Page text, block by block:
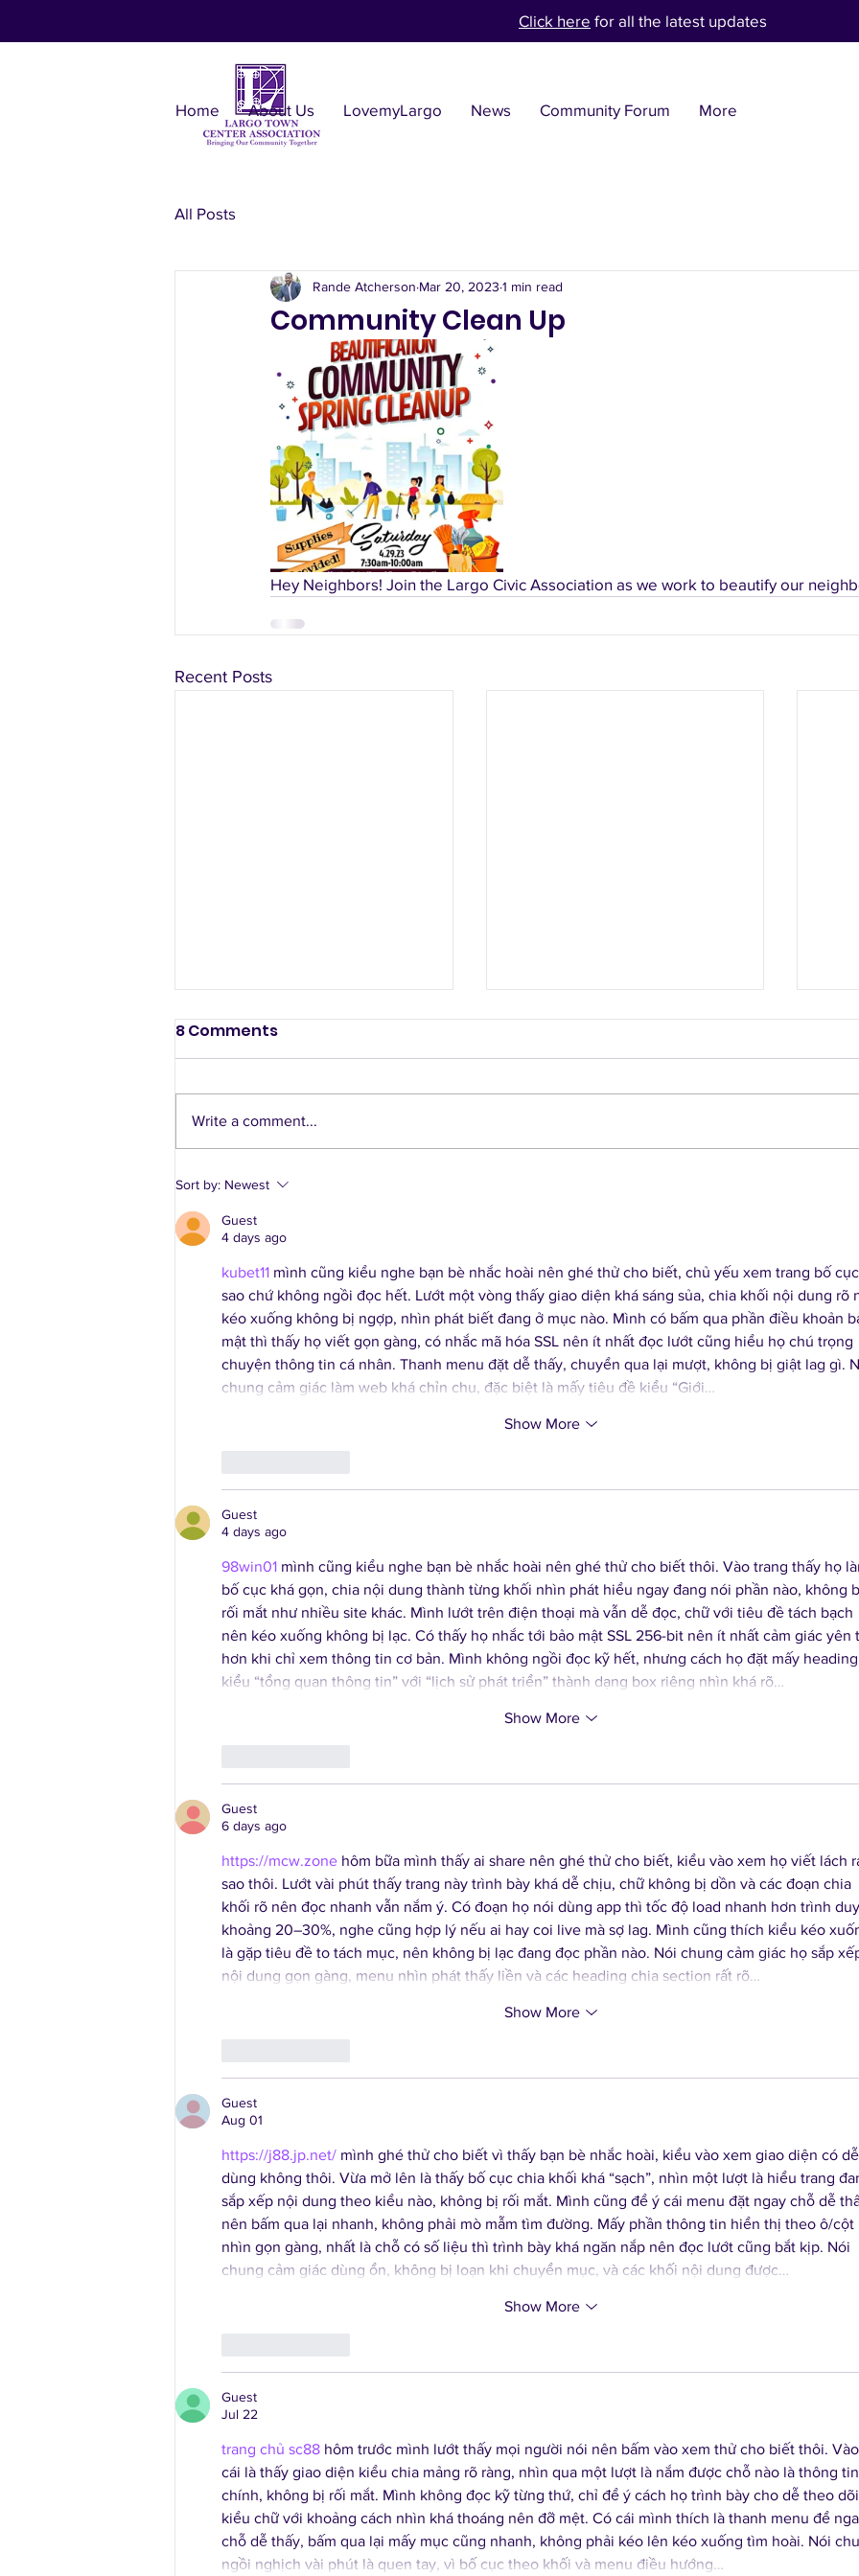
Click here for all the latest updates
Home About Us LovemyLargo News Community Forum More
All Posts
Community Clean Up
Rande Atcherson Mar 20, 2023 1 min read
Hey Neighbors! Join the Largo Civic Association as we work to beautify our
Recent Posts
Largo Civic Association
Clean & Green at Largo
Town Center Park
8 Comments
Write a comment...
Sort by: Newest
Guest
4 days ago
kubet11 mình cũng kiểu nghe bạn bè nhắc hoài nên ghé thử cho biết, chủ yếu xem trang bố
sao chứ không ngồi đọc hết. Lướt một vòng thấy giao diện khá sáng sủa, chia khối nội dung rõ
kéo xuống không bị ngợp, nhìn phát biết đang ở mục nào. Mình có bấm qua phần điều khoản
mật thì thấy họ viết gọn gàng, có nhắc mã hóa SSL nên ít nhất đọc lướt cũng hiểu họ chú trọng
chuyện thông tin cá nhân. Thanh menu đặt dễ thấy, chuyển qua lại mượt, không bị giật lag gì.
chung cảm giác làm web khá chỉn chu, đặc biệt là mấy tiêu đề kiểu “Giới…
Show More
Guest
4 days ago
98win01 mình cũng kiểu nghe bạn bè nhắc hoài nên ghé thử cho biết thôi. Vào trang thấy họ
bố cục khá gọn, chia nội dung thành từng khối nhìn phát hiểu ngay đang nói phần nào, không
rối mắt như nhiều site khác. Mình lướt trên điện thoại mà vẫn dễ đọc, chữ với tiêu đề tách bạch
nên kéo xuống không bị lạc. Có thấy họ nhắc tới bảo mật SSL 256-bit nên ít nhất cảm giác yên
hơn khi chỉ xem thông tin cơ bản. Mình không ngồi đọc kỹ hết, nhưng cách họ đặt mấy heading
kiểu “tổng quan thông tin” với “lịch sử phát triển” thành dạng box riêng nhìn khá rõ…
Show More
Guest
6 days ago
https://mcw.zone hôm bữa mình thấy ai share nên ghé thử cho biết, kiểu vào xem họ viết lách
sao thôi. Lướt vài phút thấy trang này trình bày khá dễ chịu, chữ không bị dồn và các đoạn chia
khối rõ nên đọc nhanh vẫn nắm ý. Có đoạn họ nói dùng app thì tốc độ load nhanh hơn trình
khoảng 20–30%, nghe cũng hợp lý nếu ai hay coi live mà sợ lag. Mình cũng thích kiểu kéo
là gặp tiêu đề to tách mục, nên không bị lạc đang đọc phần nào. Nói chung cảm giác họ sắp
nội dung gọn gàng, menu nhìn phát thấy liền và các heading chia section rất rõ…
Show More
Guest
Aug 01
https://j88.jp.net/ mình ghé thử cho biết vì thấy bạn bè nhắc hoài, kiểu vào xem giao diện có dễ
dùng không thôi. Vừa mở lên là thấy bố cục chia khối khá “sạch”, nhìn một lượt là hiểu trang
sắp xếp nội dung theo kiểu nào, không bị rối mắt. Mình cũng để ý cái menu đặt ngay chỗ dễ
nên bấm qua lại nhanh, không phải mò mẫm tìm đường. Mấy phần thông tin hiển thị theo ô/cột
nhìn gọn gàng, nhất là chỗ có số liệu thì trình bày khá ngăn nắp nên đọc lướt cũng bắt kịp. Nói
chung cảm giác dùng ổn, không bị loạn khi chuyển mục, và các khối nội dung được…
Show More
Guest
Jul 22
trang chủ sc88 hôm trước mình lướt thấy mọi người nói nên bấm vào xem thử cho biết thôi. Vào
cái là thấy giao diện kiểu chia mảng rõ ràng, nhìn qua một lượt là nắm được chỗ nào là thông tin
chính, không bị rối mắt. Mình không đọc kỹ từng thứ, chỉ để ý cách họ trình bày cho dễ theo
kiểu chữ với khoảng cách nhìn khá thoáng nên đỡ mệt. Có cái mình thích là thanh menu để
chỗ dễ thấy, bấm qua lại mấy mục cũng nhanh, không phải kéo lên kéo xuống tìm hoài. Nói
ngồi nghịch vài phút là quen tay, vì bố cục theo khối và menu điều hướng…